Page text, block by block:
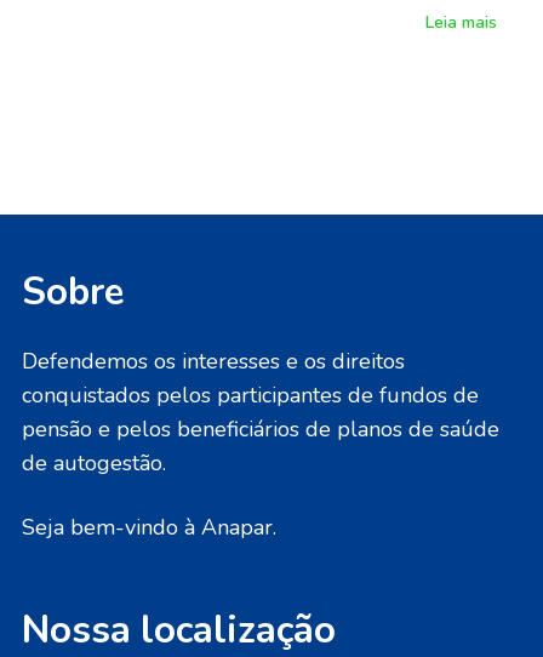
Leia mais
Sobre
Defendemos os interesses e os direitos
conquistados pelos participantes de fundos de
pensão e pelos beneficiários de planos de saúde
de autogestão.
Seja bem-vindo à Anapar.
Nossa localização